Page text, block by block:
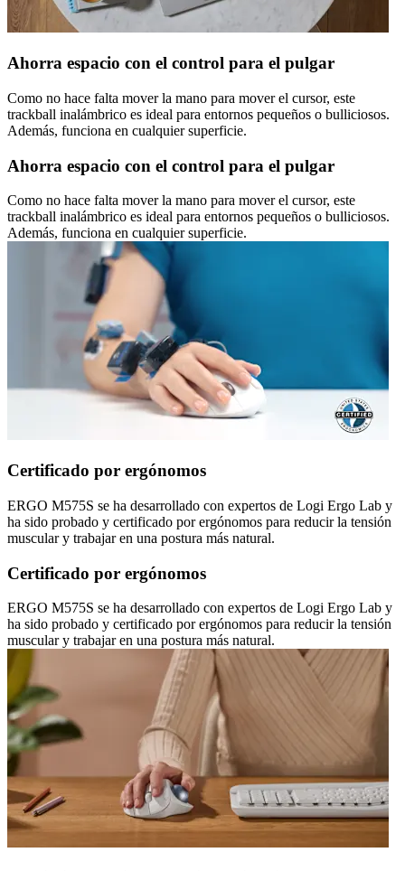
Ahorra espacio con el control para el pulgar
Como no hace falta mover la mano para mover el cursor, este
trackball inalámbrico es ideal para entornos pequeños o bulliciosos.
Además, funciona en cualquier superficie.
Ahorra espacio con el control para el pulgar
Como no hace falta mover la mano para mover el cursor, este
trackball inalámbrico es ideal para entornos pequeños o bulliciosos.
Además, funciona en cualquier superficie.
Certificado por ergónomos
ERGO M575S se ha desarrollado con expertos de Logi Ergo Lab y
ha sido probado y certificado por ergónomos para reducir la tensión
muscular y trabajar en una postura más natural.
Certificado por ergónomos
ERGO M575S se ha desarrollado con expertos de Logi Ergo Lab y
ha sido probado y certificado por ergónomos para reducir la tensión
muscular y trabajar en una postura más natural.